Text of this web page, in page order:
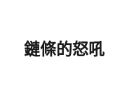
鏈條的怒吼